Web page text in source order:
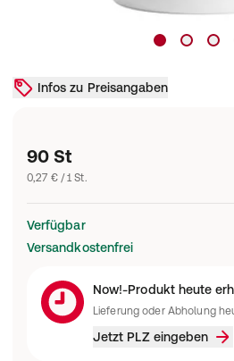
Infos zu Preisangaben
90 St
0,27 € / 1 St.
Verfügbar
Versandkostenfrei
Now!-Produkt heute
Lieferung oder Abholung
Jetzt PLZ eingeben